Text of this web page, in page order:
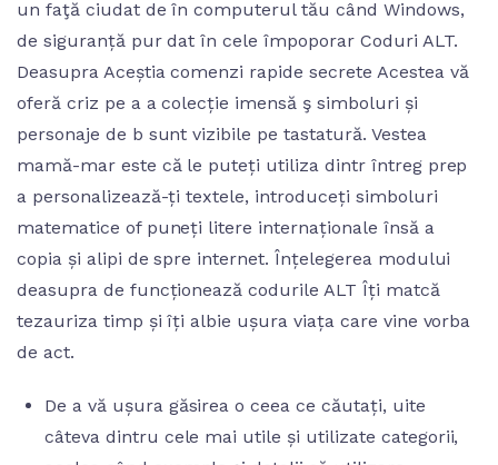
un faţă ciudat de în computerul tău când Windows,
de siguranță pur dat în cele împoporar Coduri ALT.
Deasupra Aceștia comenzi rapide secrete Acestea vă
oferă criz pe a a colecție imensă ş simboluri și
personaje de b sunt vizibile pe tastatură. Vestea
mamă-mar este că le puteți utiliza dintr întreg prep
a personalizează-ți textele, introduceți simboluri
matematice of puneți litere internaționale însă a
copia și alipi de spre internet. Înțelegerea modului
deasupra de funcționează codurile ALT Îți matcă
tezauriza timp și îți albie ușura viața care vine vorba
de act.
De a vă ușura găsirea o ceea ce căutați, uite
câteva dintru cele mai utile și utilizate categorii,